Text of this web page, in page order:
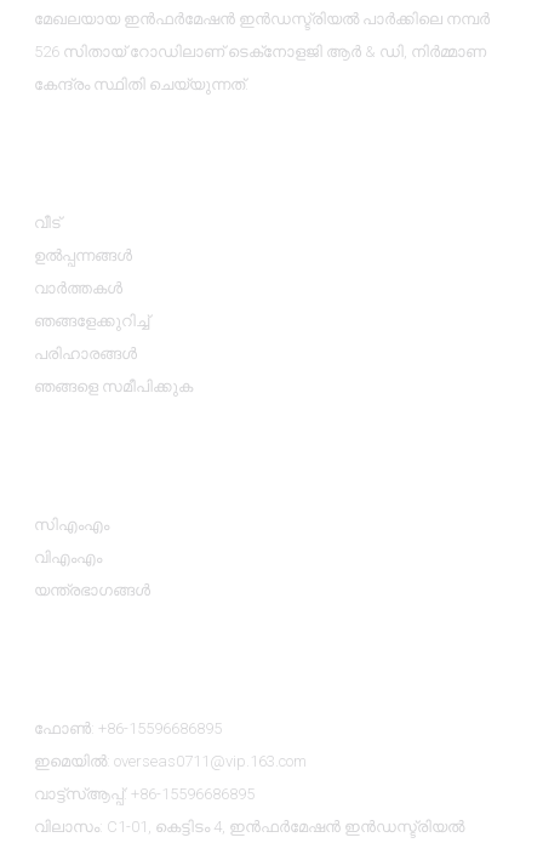
മേഖലയായ ഇൻഫർമേഷൻ ഇൻഡസ്ട്രിയൽ പാർക്കിലെ നമ്പർ
526 സിതായ് റോഡിലാണ് ടെക്‌നോളജി ആർ & ഡി, നിർമ്മാണ
കേന്ദ്രം സ്ഥിതി ചെയ്യുന്നത്.
വീട്
ഉൽപ്പന്നങ്ങൾ
വാർത്തകൾ
ഞങ്ങളേക്കുറിച്ച്
പരിഹാരങ്ങൾ
ഞങ്ങളെ സമീപിക്കുക
സിഎംഎം
വിഎംഎം
യന്ത്രഭാഗങ്ങൾ
ഫോൺ: +86-15596686895
ഇമെയിൽ: overseas0711@vip.163.com
വാട്ട്‌സ്ആപ്പ്: +86-15596686895
വിലാസം: C1-01, കെട്ടിടം 4, ഇൻഫർമേഷൻ ഇൻഡസ്ട്രിയൽ